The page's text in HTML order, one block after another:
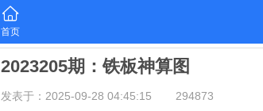
首页
2023205期：铁板神算图
发表于：2025-09-28 04:45:15 294873